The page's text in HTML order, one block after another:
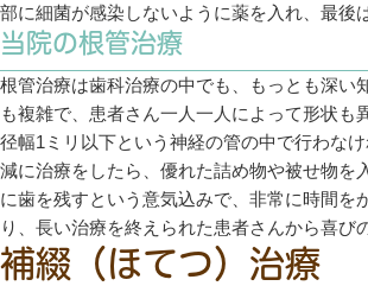
部に細菌が感染しないように薬を入れ、最後
当院の根管治療
根管治療は歯科治療の中でも、もっとも深い
も複雑で、患者さん一人一人によって形状
径幅1ミリ以下という神経の管の中で行わな
減に治療をしたら、優れた詰め物や被せ物を
に歯を残すという意気込みで、非常に時間
り、長い治療を終えられた患者さんから喜び
補綴（ほてつ）治療